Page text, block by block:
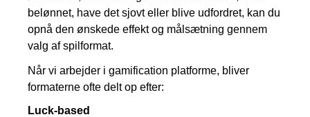
belønnet, have det sjovt eller blive udfordret, kan du
opnå den ønskede effekt og målsætning gennem
valg af spilformat.
Når vi arbejder i gamification platforme, bliver
formaterne ofte delt op efter:
Luck-based